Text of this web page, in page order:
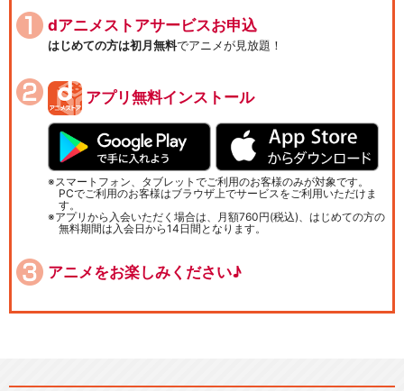
dアニメストアサービスお申込
はじめての方は初月無料でアニメが見放題！
アプリ無料インストール
スマートフォン、タブレットでご利用のお客様のみが対象です。
PCでご利用のお客様はブラウザ上でサービスをご利用いただけま
す。
アプリから入会いただく場合は、月額760円(税込)、はじめての方の
無料期間は入会日から14日間となります。
アニメをお楽しみください♪